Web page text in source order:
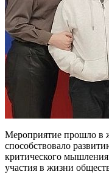
Мероприятие прошло в
способствовало
критического
участия в жизни